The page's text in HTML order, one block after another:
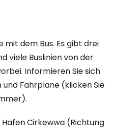
dem Bus. Es gibt drei
viele Buslinien von der
Informieren Sie sich
Fahrpläne (klicken Sie
Hafen Cirkewwa (Richtung